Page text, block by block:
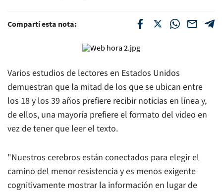
Compartí esta nota:
Varios estudios de lectores en Estados Unidos
demuestran que la mitad de los que se ubican entre
los 18 y los 39 años prefiere recibir noticias en línea y,
de ellos, una mayoría prefiere el formato del video en
vez de tener que leer el texto.
"Nuestros cerebros están conectados para elegir el
camino del menor resistencia y es menos exigente
cognitivamente mostrar la información en lugar de